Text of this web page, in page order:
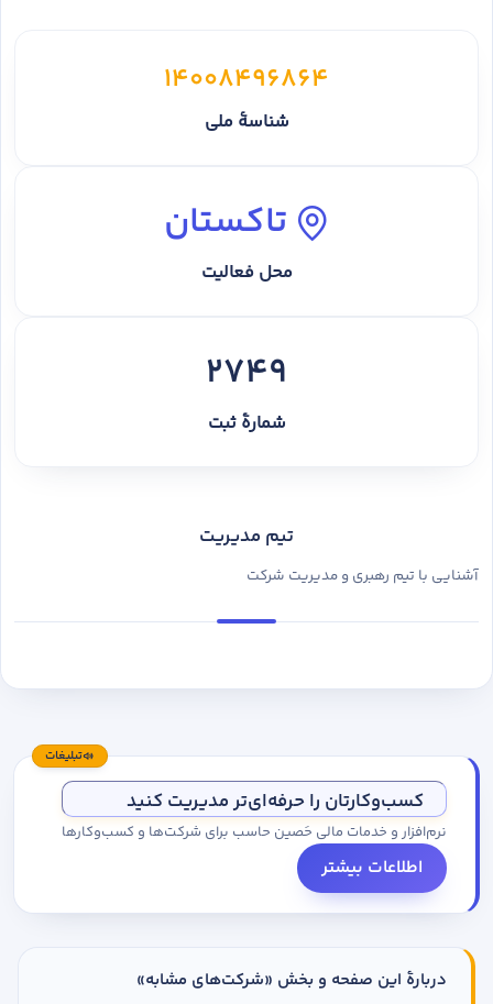
14008496864
شناسهٔ ملی
تاکستان
محل فعالیت
2749
شمارهٔ ثبت
تیم مدیریت
آشنایی با تیم رهبری و مدیریت شرکت
تبلیغات
کسب‌وکارتان را حرفه‌ای‌تر مدیریت کنید
نرم‌افزار و خدمات مالی حَصین حاسب برای شرکت‌ها و کسب‌وکارها
اطلاعات بیشتر
دربارهٔ این صفحه و بخش «شرکت‌های مشابه»